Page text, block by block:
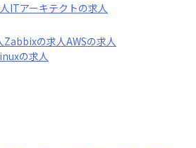
ITアーキテクトの求人
Zabbixの求人AWSの求人
の求人